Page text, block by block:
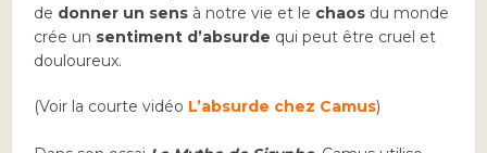
de donner un sens à notre vie et le chaos du monde
crée un sentiment d’absurde qui peut être cruel et
douloureux.
(Voir la courte vidéo L’absurde chez Camus)